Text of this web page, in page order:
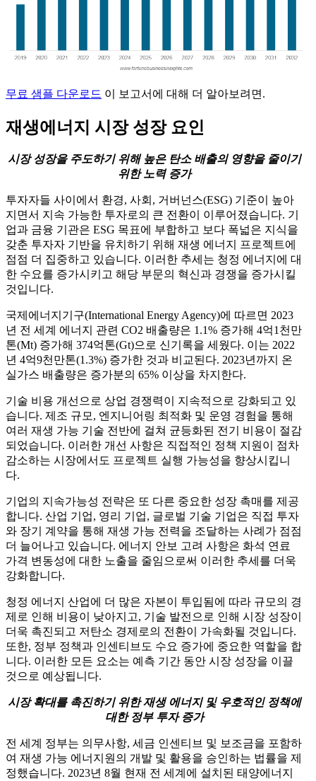
무료 샘플 다운로드 이 보고서에 대해 더 알아보려면.
재생에너지 시장 성장 요인
시장 성장을 주도하기 위해 높은 탄소 배출의 영향을 줄이기
위한 노력 증가
투자자들 사이에서 환경, 사회, 거버넌스(ESG) 기준이 높아
지면서 지속 가능한 투자로의 큰 전환이 이루어졌습니다. 기
업과 금융 기관은 ESG 목표에 부합하고 보다 폭넓은 지식을
갖춘 투자자 기반을 유치하기 위해 재생 에너지 프로젝트에
점점 더 집중하고 있습니다. 이러한 추세는 청정 에너지에 대
한 수요를 증가시키고 해당 부문의 혁신과 경쟁을 증가시킬
것입니다.
국제에너지기구(International Energy Agency)에 따르면 2023
년 전 세계 에너지 관련 CO2 배출량은 1.1% 증가해 4억1천만
톤(Mt) 증가해 374억톤(Gt)으로 신기록을 세웠다. 이는 2022
년 4억9천만톤(1.3%) 증가한 것과 비교된다. 2023년까지 온
실가스 배출량은 증가분의 65% 이상을 차지한다.
기술 비용 개선으로 상업 경쟁력이 지속적으로 강화되고 있
습니다. 제조 규모, 엔지니어링 최적화 및 운영 경험을 통해
여러 재생 가능 기술 전반에 걸쳐 균등화된 전기 비용이 절감
되었습니다. 이러한 개선 사항은 직접적인 정책 지원이 점차
감소하는 시장에서도 프로젝트 실행 가능성을 향상시킵니
다.
기업의 지속가능성 전략은 또 다른 중요한 성장 촉매를 제공
합니다. 산업 기업, 영리 기업, 글로벌 기술 기업은 직접 투자
와 장기 계약을 통해 재생 가능 전력을 조달하는 사례가 점점
더 늘어나고 있습니다. 에너지 안보 고려 사항은 화석 연료
가격 변동성에 대한 노출을 줄임으로써 이러한 추세를 더욱
강화합니다.
청정 에너지 산업에 더 많은 자본이 투입됨에 따라 규모의 경
제로 인해 비용이 낮아지고, 기술 발전으로 인해 시장 성장이
더욱 촉진되고 저탄소 경제로의 전환이 가속화될 것입니다.
또한, 정부 정책과 인센티브도 수요 증가에 중요한 역할을 합
니다. 이러한 모든 요소는 예측 기간 동안 시장 성장을 이끌
것으로 예상됩니다.
시장 확대를 촉진하기 위한 재생 에너지 및 우호적인 정책에
대한 정부 투자 증가
전 세계 정부는 의무사항, 세금 인센티브 및 보조금을 포함하
여 재생 가능 에너지원의 개발 및 활용을 승인하는 법률을 제
정했습니다. 2023년 8월 현재 전 세계에 설치된 태양에너지